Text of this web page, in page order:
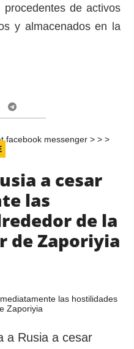
de activos
y almacenados en la
facebook messenger > > >
a cesar
las
de la
de Zaporiyia
a Rusia a cesar